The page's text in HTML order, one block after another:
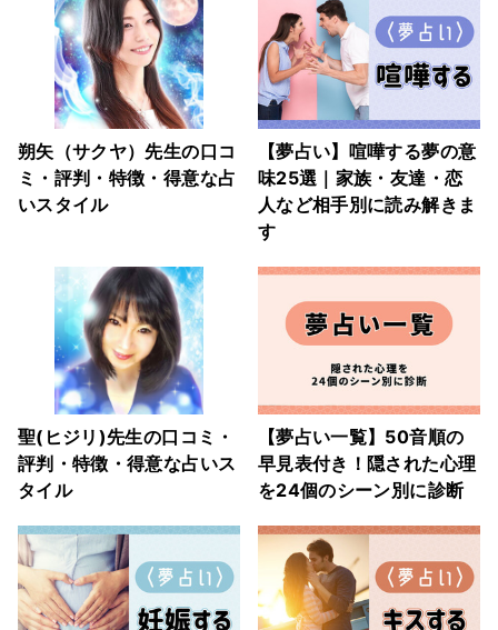
朔矢（サクヤ）先生の口コ
ミ・評判・特徴・得意な占
いスタイル
【夢占い】喧嘩する夢の意
味25選｜家族・友達・恋
人など相手別に読み解きま
す
聖(ヒジリ)先生の口コミ・
評判・特徴・得意な占いス
タイル
【夢占い一覧】50音順の
早見表付き！隠された心理
を24個のシーン別に診断